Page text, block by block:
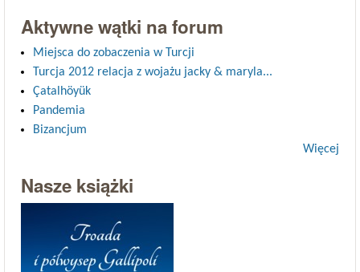
Aktywne wątki na forum
Miejsca do zobaczenia w Turcji
Turcja 2012 relacja z wojażu jacky & maryla...
Çatalhöyük
Pandemia
Bizancjum
Więcej
Nasze książki